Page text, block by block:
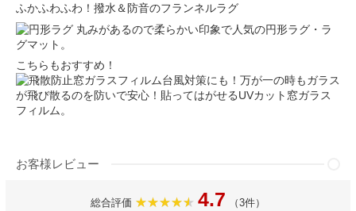
ふかふわふわ！撥水＆防音のフランネルラグ
丸みがあるので柔らかい印象で人気の円形ラグ・ラ
グマット。
こちらもおすすめ！
台風対策にも！万が一の時もガラス
が飛び散るのを防いで安心！貼ってはがせるUVカット窓ガラス
フィルム。
お客様レビュー
総合評価 4.7 （3件）